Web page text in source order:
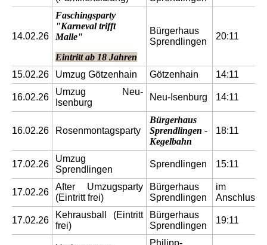
14.02.26
Faschingsparty
"Karneval trifft
Malle"
Eintritt ab 18 Jahren
Bürgerhaus
Sprendlingen
20:11
15.02.26 Umzug Götzenhain Götzenhain 14:11
16.02.26
Umzug Neu-
Isenburg
Neu-Isenburg 14:11
16.02.26 Rosenmontagsparty
Bürgerhaus
Sprendlingen -
Kegelbahn
18:11
17.02.26
Umzug
Sprendlingen
Sprendlingen 15:11
17.02.26
After Umzugsparty
(Eintritt frei)
Bürgerhaus
Sprendlingen
im
Anschluss
17.02.26
Kehrausball (Eintritt
frei)
Bürgerhaus
Sprendlingen
19:11